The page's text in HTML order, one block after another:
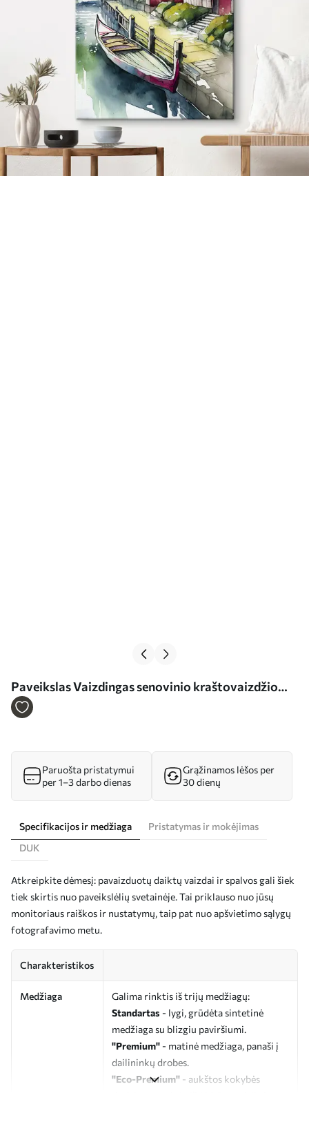
Paveikslas Vaizdingas senovinio kraštovaizdžio
vaizdas Nr s36690
Paruošta pristatymui
per 1–3 darbo dienas
Grąžinamos lėšos per
30 dienų
Specifikacijos ir medžiaga
Pristatymas ir mokėjimas
DUK
Atkreipkite dėmesį: pavaizduotų daiktų vaizdai ir spalvos gali šiek
tiek skirtis nuo paveikslėlių svetainėje. Tai priklauso nuo jūsų
monitoriaus raiškos ir nustatymų, taip pat nuo apšvietimo sąlygų
fotografavimo metu.
Charakteristikos
Medžiaga
Galima rinktis iš trijų medžiagų:
Standartas - lygi, grūdėta sintetinė
medžiaga su blizgiu paviršiumi.
"Premium" - matinė medžiaga, panaši į
dailininkų drobes.
"Eco-Premium" - aukštos kokybės